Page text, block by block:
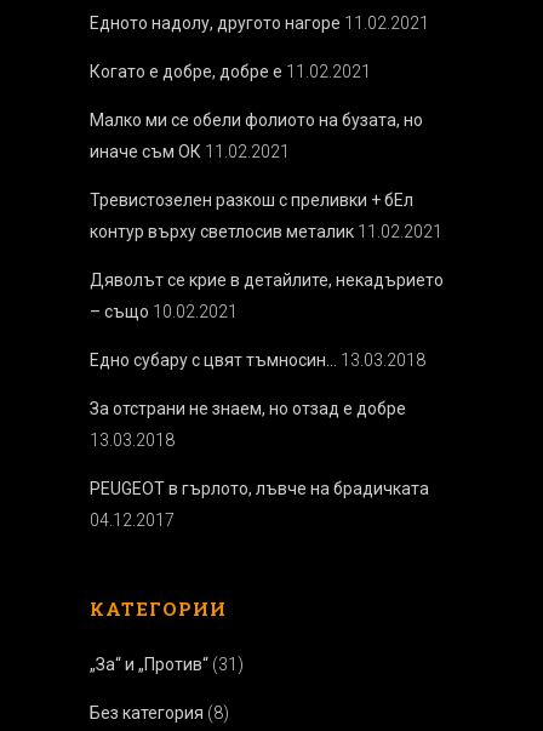
Едното надолу, другото нагоре 11.02.2021
Когато е добре, добре е 11.02.2021
Малко ми се обели фолиото на бузата, но
иначе съм ОК 11.02.2021
Тревистозелен разкош с преливки + бEл
контур върху светлосив металик 11.02.2021
Дяволът се крие в детайлите, некадърието
– също 10.02.2021
Едно субару с цвят тъмносин… 13.03.2018
За отстрани не знаем, но отзад е добре
13.03.2018
PEUGEOT в гърлото, лъвче на брадичката
04.12.2017
КАТЕГОРИИ
„За“ и „Против“ (31)
Без категория (8)